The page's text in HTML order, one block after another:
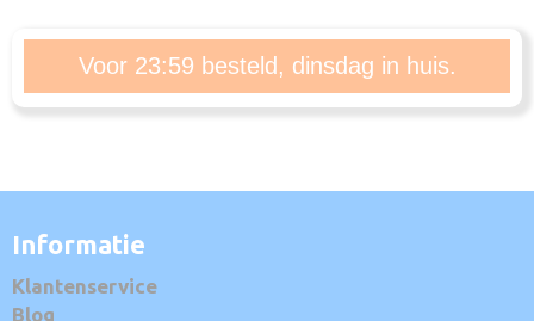
Voor 23:59 besteld, dinsdag in huis.
Informatie
Klantenservice
Blog